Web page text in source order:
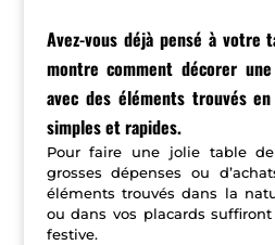
Avez-vous déjà pensé à votre
montre comment décorer
avec des éléments trouvés
simples et rapides.
Pour faire une jolie table
grosses dépenses ou
éléments trouvés dans la
ou dans vos placards
festive.